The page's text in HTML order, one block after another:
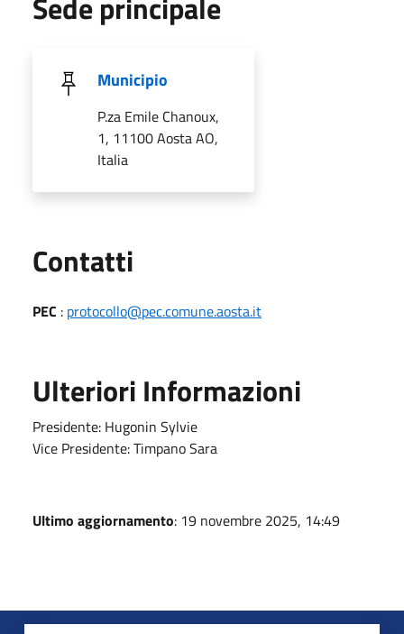
Municipio
P.za Emile Chanoux,
1, 11100 Aosta AO,
Italia
Contatti
PEC : protocollo@pec.comune.aosta.it
Ulteriori Informazioni
Presidente: Hugonin Sylvie
Vice Presidente: Timpano Sara
Ultimo aggiornamento: 19 novembre 2025, 14:49